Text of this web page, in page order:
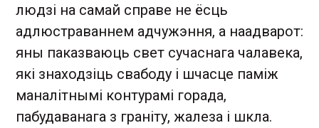
людзі на самай справе не ёсць
адлюстраваннем адчужэння, а наадварот:
яны паказваюць свет сучаснага чалавека,
які знаходзіць свабоду і шчасце паміж
маналітнымі контурамі горада,
пабудаванага з граніту, жалеза і шкла.